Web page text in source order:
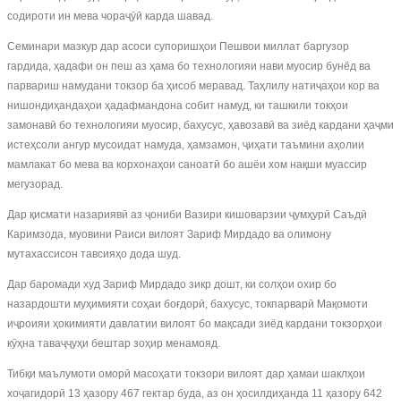
содироти ин мева чораҷӯӣ карда шавад.
Семинари мазкур дар асоси супоришҳои Пешвои миллат баргузор
гардида, ҳадафи он пеш аз ҳама бо технологияи нави муосир бунёд ва
парвариш намудани токзор ба ҳисоб меравад. Таҳлилу натиҷаҳои кор ва
нишондиҳандаҳои ҳадафмандона собит намуд, ки ташкили токҳои
замонавӣ бо технологияи муосир, бахусус, ҳавозавӣ ва зиёд кардани ҳаҷми
истеҳсоли ангур мусоидат намуда, ҳамзамон, ҷиҳати таъмини аҳолии
мамлакат бо мева ва корхонаҳои саноатӣ бо ашёи хом нақши муассир
мегузорад.
Дар қисмати назариявӣ аз ҷониби Вазири кишоварзии ҷумҳурӣ Саъдӣ
Каримзода, муовини Раиси вилоят Зариф Мирдадо ва олимону
мутахассисон тавсияҳо дода шуд.
Дар баромади худ Зариф Мирдадо зикр дошт, ки солҳои охир бо
назардошти муҳимияти соҳаи боғдорӣ, бахусус, токпарварӣ Мақомоти
иҷроияи ҳокимияти давлатии вилоят бо мақсади зиёд кардани токзорҳои
кӯҳна таваҷҷуҳи бештар зоҳир менамояд.
Тибқи маълумоти оморӣ масоҳати токзори вилоят дар ҳамаи шаклҳои
хоҷагидорӣ 13 ҳазору 467 гектар буда, аз он ҳосилдиҳанда 11 ҳазору 642